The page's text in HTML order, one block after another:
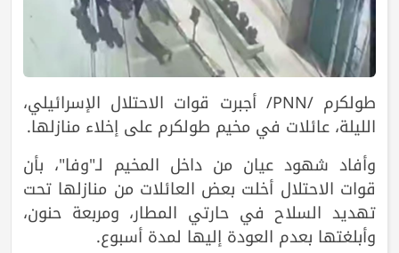
طولكرم /PNN/ أجبرت قوات الاحتلال الإسرائيلي،
الليلة، عائلات في مخيم طولكرم على إخلاء منازلها.
وأفاد شهود عيان من داخل المخيم لـ"وفا"، بأن
قوات الاحتلال أخلت بعض العائلات من منازلها تحت
تهديد السلاح في حارتي المطار، ومربعة حنون،
وأبلغتها بعدم العودة إليها لمدة أسبوع.